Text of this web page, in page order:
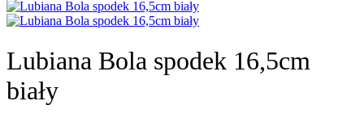
Lubiana Bola spodek 16,5cm
biały